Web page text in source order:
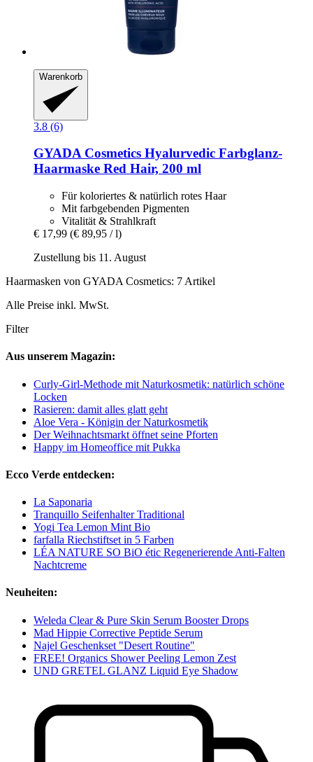
Warenkorb
3.8 (6)
GYADA Cosmetics Hyalurvedic Farbglanz-​
Haarmaske Red Hair, 200 ml
Für koloriertes & natürlich rotes Haar
Mit farbgebenden Pigmenten
Vitalität & Strahlkraft
€ 17,99 (€ 89,95 / l)
Zustellung bis 11. August
Haarmasken von GYADA Cosmetics: 7 Artikel
Alle Preise inkl. MwSt.
Filter
Aus unserem Magazin:
Curly-Girl-Methode mit Naturkosmetik: natürlich schöne
Locken
Rasieren: damit alles glatt geht
Aloe Vera - Königin der Naturkosmetik
Der Weihnachtsmarkt öffnet seine Pforten
Happy im Homeoffice mit Pukka
Ecco Verde entdecken:
La Saponaria
Tranquillo Seifenhalter Traditional
Yogi Tea Lemon Mint Bio
farfalla Riechstiftset in 5 Farben
LÉA NATURE SO BiO étic Regenerierende Anti-Falten
Nachtcreme
Neuheiten:
Weleda Clear & Pure Skin Serum Booster Drops
Mad Hippie Corrective Peptide Serum
Najel Geschenkset "Desert Routine"
FREE! Organics Shower Peeling Lemon Zest
UND GRETEL GLANZ Liquid Eye Shadow